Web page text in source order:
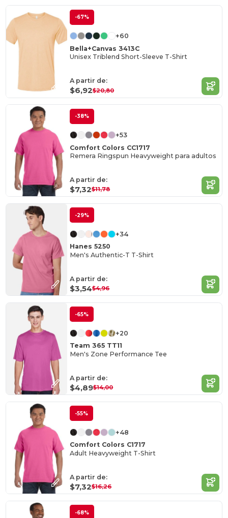
-67%
+60
Bella+Canvas 3413C
Unisex Triblend Short-Sleeve T-Shirt
A partir de:
$6,92$20,80
-38%
+53
Comfort Colors CC1717
Remera Ringspun Heavyweight para adultos
A partir de:
$7,32$11,78
-29%
+34
Hanes 5250
Men's Authentic-T T-Shirt
A partir de:
$3,54$4,96
-65%
+20
Team 365 TT11
Men's Zone Performance Tee
A partir de:
$4,89$14,00
-55%
+48
Comfort Colors C1717
Adult Heavyweight T-Shirt
A partir de:
$7,32$16,26
-68%